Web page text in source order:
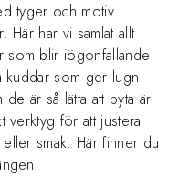
tyger och motiv
Här har vi samlat allt
som blir iögonfallande
kuddar som ger lugn
är så lätta att byta är
verktyg för att justera
smak. Här finner du